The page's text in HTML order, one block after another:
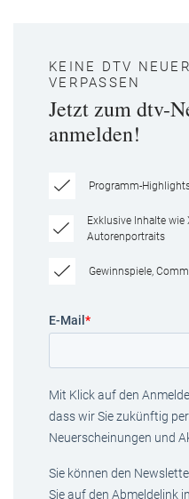
KEINE DTV
VERPASSEN
Jetzt zum dtv-
anmelden!
Programm-
Exklusive Inhalte wie
Autorenportraits
Gewinnspiele,
E-Mail *
Mit Klick auf den
dass wir Sie zukünftig
Neuerscheinungen und
Sie können den
Sie auf den Abmeldelink